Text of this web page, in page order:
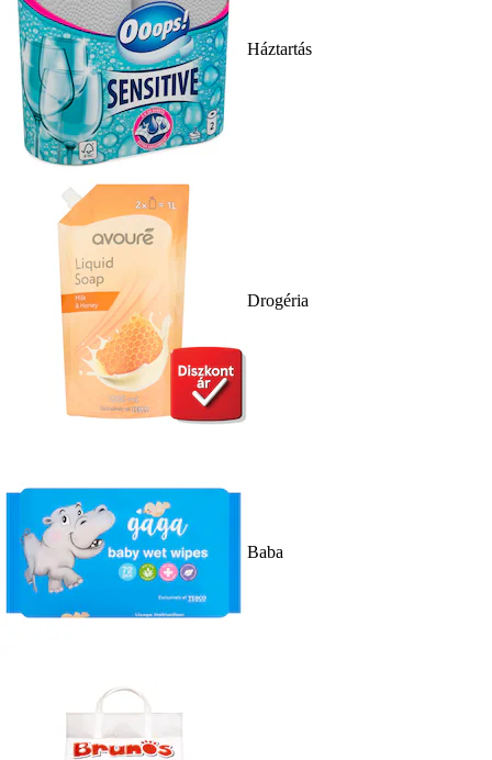
Háztartás
Drogéria
Baba